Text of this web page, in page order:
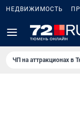
НЕДВИЖИМОСТЬ
ЧП на аттракционах в